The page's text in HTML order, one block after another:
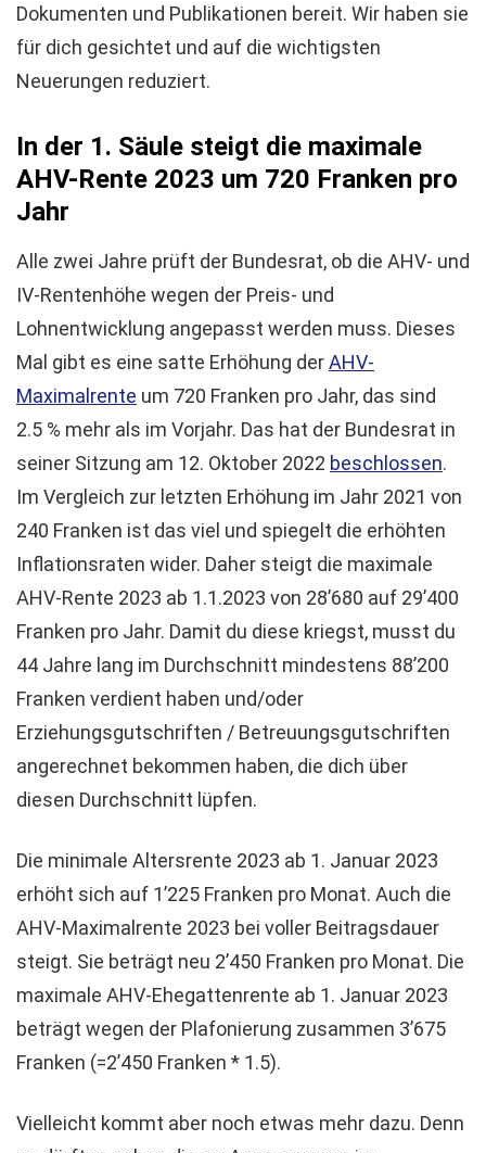
Dokumenten und Publikationen bereit. Wir haben sie
für dich gesichtet und auf die wichtigsten
Neuerungen reduziert.
In der 1. Säule steigt die maximale
AHV-Rente 2023 um 720 Franken pro
Jahr
Alle zwei Jahre prüft der Bundesrat, ob die AHV- und
IV-Rentenhöhe wegen der Preis- und
Lohnentwicklung angepasst werden muss. Dieses
Mal gibt es eine satte Erhöhung derAHV-
Maximalrente um 720 Franken pro Jahr, das sind
2.5 % mehr als im Vorjahr. Das hat der Bundesrat in
seiner Sitzung am 12. Oktober 2022 beschlossen.
Im Vergleich zur letzten Erhöhung im Jahr 2021 von
240 Franken ist das viel und spiegelt die erhöhten
Inflationsraten wider. Daher steigt die maximale
AHV-Rente 2023 ab 1.1.2023 von 28’680 auf 29’400
Franken pro Jahr. Damit du diese kriegst, musst du
44 Jahre lang im Durchschnitt mindestens 88’200
Franken verdient haben und/oder
Erziehungsgutschriften / Betreuungsgutschriften
angerechnet bekommen haben, die dich über
diesen Durchschnitt lüpfen.
Die minimale Altersrente 2023 ab 1. Januar 2023
erhöht sich auf 1’225 Franken pro Monat. Auch die
AHV-Maximalrente 2023 bei voller Beitragsdauer
steigt. Sie beträgt neu 2’450 Franken pro Monat. Die
maximale AHV-Ehegattenrente ab 1. Januar 2023
beträgt wegen der Plafonierung zusammen 3’675
Franken (=2’450 Franken * 1.5).
Vielleicht kommt aber noch etwas mehr dazu. Denn